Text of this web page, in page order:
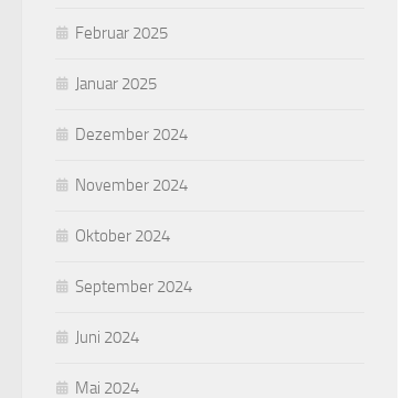
Februar 2025
Januar 2025
Dezember 2024
November 2024
Oktober 2024
September 2024
Juni 2024
Mai 2024